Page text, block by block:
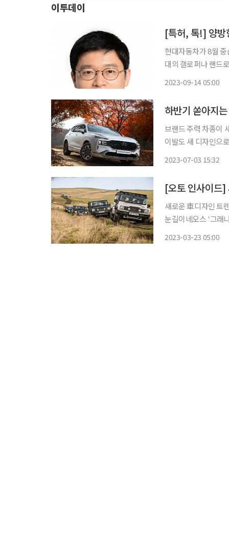
이투데이
[특허, 톡!] 양방
현대자동차가 8월 중
대의 갤로퍼나 랜드
2023-09-14 05:00
하반기 쏟아지
브랜드 주력 차종이
이발도 새 디자인으로제네시
2023-07-03 15:32
[오토 인사이드
새로운 車디자인 트
눈길이네오스 '그래나디어' 디펜더의 부활
2023-03-23 05:00